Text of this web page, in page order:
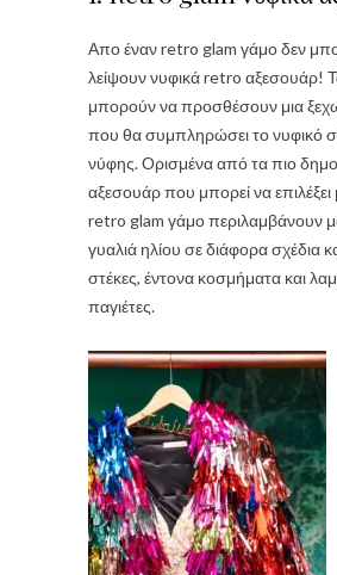
Απο έναν retro glam γάμο δεν
λείψουν νυφικά retro αξεσουάρ!
μπορούν να προσθέσουν μια
που θα συμπληρώσει το νυφικό
νύφης. Ορισμένα από τα πιο
αξεσουάρ που μπορεί να
retro glam γάμο περιλαμβάνουν
γυαλιά ηλίου σε διάφορα σχέδια
στέκες, έντονα κοσμήματα και
παγιέτες.